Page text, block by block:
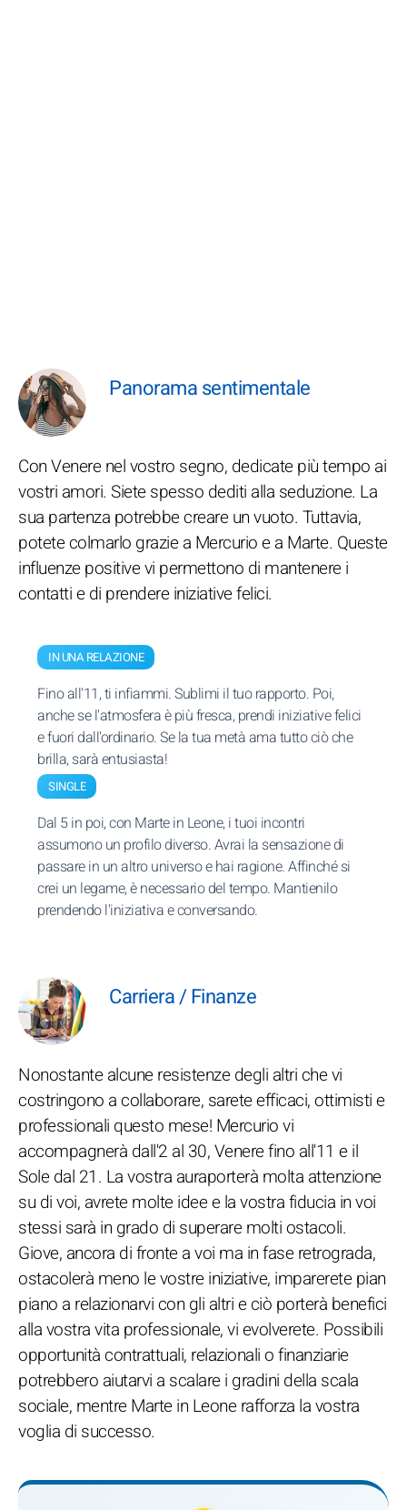
Panorama sentimentale
Con Venere nel vostro segno, dedicate più tempo ai
vostri amori. Siete spesso dediti alla seduzione. La
sua partenza potrebbe creare un vuoto. Tuttavia,
potete colmarlo grazie a Mercurio e a Marte. Queste
influenze positive vi permettono di mantenere i
contatti e di prendere iniziative felici.
IN UNA RELAZIONE
Fino all'11, ti infiammi. Sublimi il tuo rapporto. Poi,
anche se l'atmosfera è più fresca, prendi iniziative felici
e fuori dall'ordinario. Se la tua metà ama tutto ciò che
brilla, sarà entusiasta!
SINGLE
Dal 5 in poi, con Marte in Leone, i tuoi incontri
assumono un profilo diverso. Avrai la sensazione di
passare in un altro universo e hai ragione. Affinché si
crei un legame, è necessario del tempo. Mantienilo
prendendo l'iniziativa e conversando.
Carriera / Finanze
Nonostante alcune resistenze degli altri che vi
costringono a collaborare, sarete efficaci, ottimisti e
professionali questo mese! Mercurio vi
accompagnerà dall'2 al 30, Venere fino all'11 e il
Sole dal 21. La vostra auraporterà molta attenzione
su di voi, avrete molte idee e la vostra fiducia in voi
stessi sarà in grado di superare molti ostacoli.
Giove, ancora di fronte a voi ma in fase retrograda,
ostacolerà meno le vostre iniziative, imparerete pian
piano a relazionarvi con gli altri e ciò porterà benefici
alla vostra vita professionale, vi evolverete. Possibili
opportunità contrattuali, relazionali o finanziarie
potrebbero aiutarvi a scalare i gradini della scala
sociale, mentre Marte in Leone rafforza la vostra
voglia di successo.